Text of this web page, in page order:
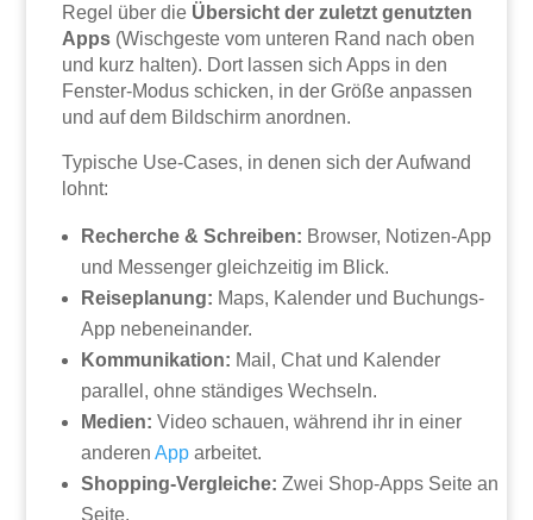
Regel über die Übersicht der zuletzt genutzten
Apps (Wischgeste vom unteren Rand nach oben
und kurz halten). Dort lassen sich Apps in den
Fenster-Modus schicken, in der Größe anpassen
und auf dem Bildschirm anordnen.
Typische Use-Cases, in denen sich der Aufwand
lohnt:
Recherche & Schreiben: Browser, Notizen-App
und Messenger gleichzeitig im Blick.
Reiseplanung: Maps, Kalender und Buchungs-
App nebeneinander.
Kommunikation: Mail, Chat und Kalender
parallel, ohne ständiges Wechseln.
Medien: Video schauen, während ihr in einer
anderenApp arbeitet.
Shopping-Vergleiche: Zwei Shop-Apps Seite an
Seite.